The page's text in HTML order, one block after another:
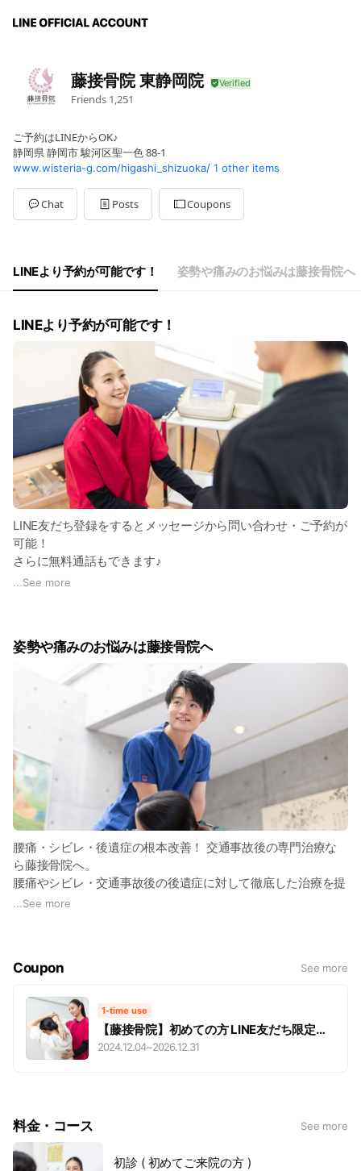
藤接骨院 東静岡院
Friends 1,251
ご予約はLINEからOK♪
静岡県 静岡市 駿河区聖一色 88-1
www.wisteria-g.com/higashi_shizuoka/ 1 other items
Chat Posts Coupons
LINEより予約が可能です！ 姿勢や痛みのお悩みは藤接骨院へ
LINEより予約が可能です！
LINE友だち登録をするとメッセージから問い合わせ・ご予約が
可能！
さらに無料通話もできます♪
...See more
姿勢や痛みのお悩みは藤接骨院へ
腰痛・シビレ・後遺症の根本改善！ 交通事故後の専門治療な
ら藤接骨院へ。
腰痛やシビレ・交通事故後の後遺症に対して徹底した治療を提
供しています。 腰痛やシビレは日常生活に大きな影響を与え
また、交通事故後の後遺症に関しては、適切なケアを行い、早
の根本改善に向けた個別対応が強みです。
患者様の症状に合わせたオーダーメイドの施術を行います。経
験豊富なスタッフが最新の技術で痛みを軽減し、生活の質を向
上させます。
でサポートします。
...See more
Coupon See more
1-time use
【藤接骨院】初めての方 LINE友だち限定ク
ーポン
2024.12.04~2026.12.31
料金・コース See more
初診 ( 初めてご来院の方 )